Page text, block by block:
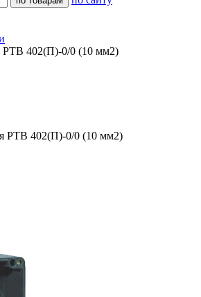
РТВ 402(П)-0/0 (10 мм2)
РТВ 402(П)-0/0 (10 мм2)